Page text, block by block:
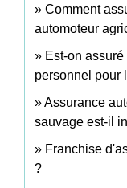
Comment
automoteur
Est-on
personnel pour
Assurance
sauvage est-il
Franchise
?